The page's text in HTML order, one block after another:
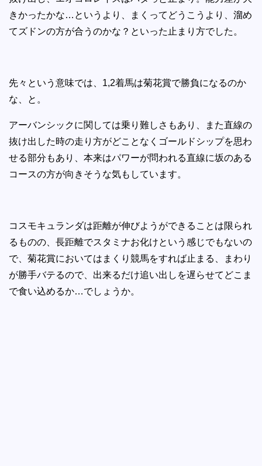
きかったかな…というより、まくってどうこうより、溜め
てズドンの方が合うのかな？といった止まり方でした。
先々という意味では、1,2着馬は菊花賞で勝負になるのか
な、と。
アーバンシックに関しては乗り難しさもあり、また直線の
抜け出した時の走り方がどことなくゴールドシップを思わ
せる部分もあり、本来はパワーが問われる直線に坂のある
コースの方が向きそうな気もしています。
コスモキュランダは距離が伸びようができることは限られ
るものの、長距離でスタミナお化けという感じでもないの
で、菊花賞においてはまくり競馬をすれば止まる、まわり
が勝手バテるので、出来るだけ追い出しを遅らせてどこま
で食い込めるか…でしょうか。